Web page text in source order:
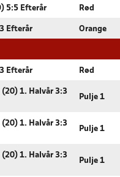
5:5 Efterår Rød
Efterår Orange
Efterår Rød
1. Halvår 3:3
Pulje 1
1. Halvår 3:3
Pulje 1
1. Halvår 3:3
Pulje 1